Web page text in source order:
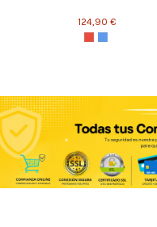
124,90 €